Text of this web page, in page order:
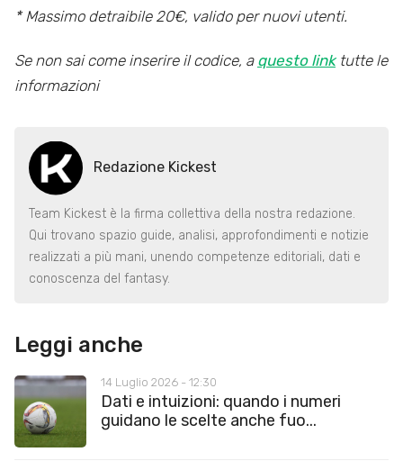
* Massimo detraibile 20€, valido per nuovi utenti.
Se non sai come inserire il codice, a questo linktutte le
informazioni
Redazione Kickest
Team Kickest è la firma collettiva della nostra redazione.
Qui trovano spazio guide, analisi, approfondimenti e notizie
realizzati a più mani, unendo competenze editoriali, dati e
conoscenza del fantasy.
Leggi anche
14 Luglio 2026 - 12:30
Dati e intuizioni: quando i numeri
guidano le scelte anche fuo...